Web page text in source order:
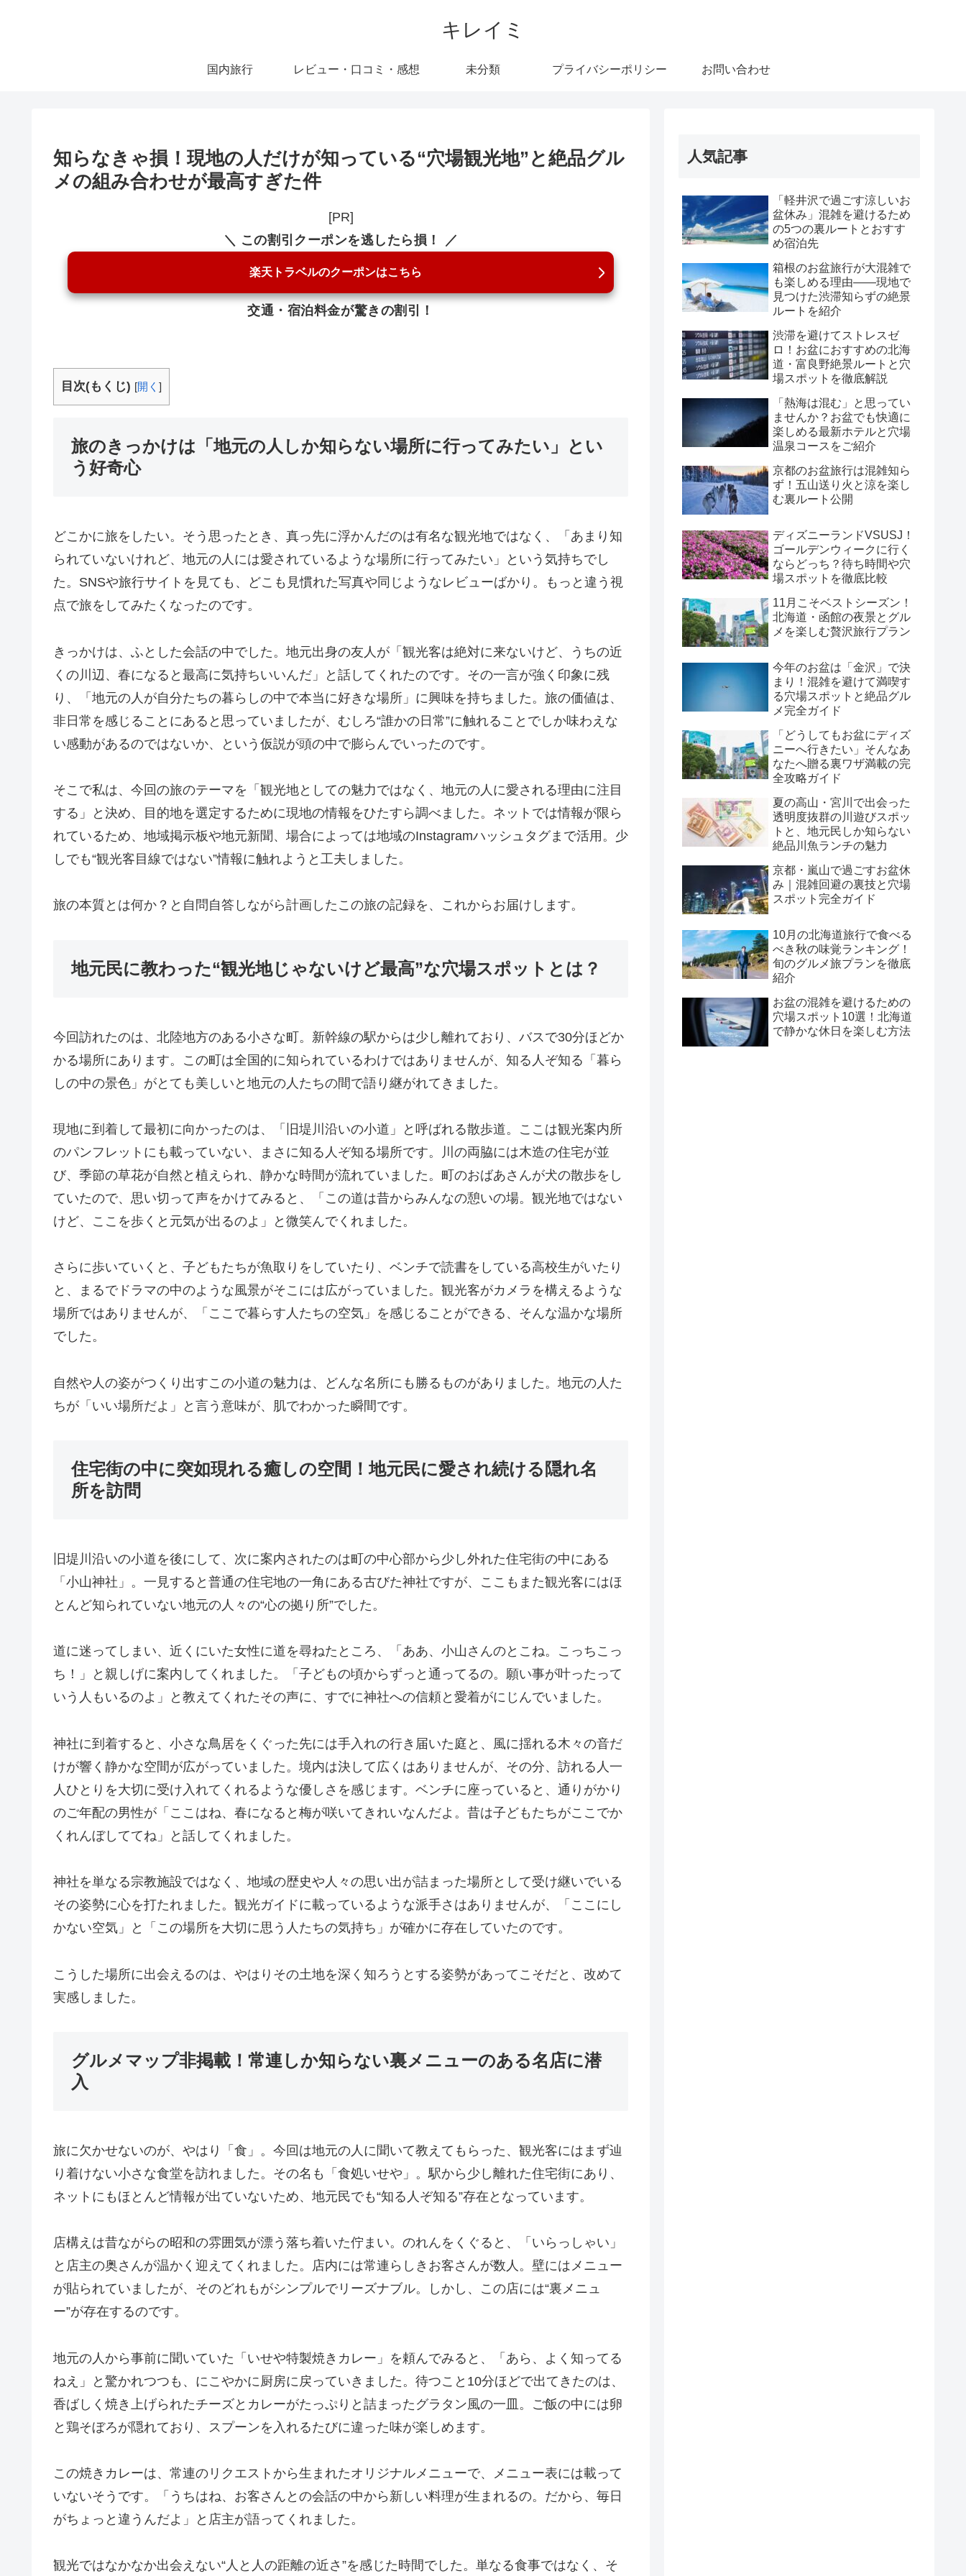
キレイミ
国内旅行 レビュー・口コミ・感想 未分類 プライバシーポリシー お問い合わせ
知らなきゃ損！現地の人だけが知っている“穴場観光地”と絶品グル
メの組み合わせが最高すぎた件
[PR]
＼ この割引クーポンを逃したら損！ ／
楽天トラベルのクーポンはこちら
交通・宿泊料金が驚きの割引！
目次(もくじ) [開く ]
旅のきっかけは「地元の人しか知らない場所に行ってみたい」とい
う好奇心
どこかに旅をしたい。そう思ったとき、真っ先に浮かんだのは有名な観光地ではなく、「あまり知
られていないけれど、地元の人には愛されているような場所に行ってみたい」という気持ちでし
た。SNSや旅行サイトを見ても、どこも見慣れた写真や同じようなレビューばかり。もっと違う視
点で旅をしてみたくなったのです。
きっかけは、ふとした会話の中でした。地元出身の友人が「観光客は絶対に来ないけど、うちの近
くの川辺、春になると最高に気持ちいいんだ」と話してくれたのです。その一言が強く印象に残
り、「地元の人が自分たちの暮らしの中で本当に好きな場所」に興味を持ちました。旅の価値は、
非日常を感じることにあると思っていましたが、むしろ“誰かの日常”に触れることでしか味わえな
い感動があるのではないか、という仮説が頭の中で膨らんでいったのです。
そこで私は、今回の旅のテーマを「観光地としての魅力ではなく、地元の人に愛される理由に注目
する」と決め、目的地を選定するために現地の情報をひたすら調べました。ネットでは情報が限ら
れているため、地域掲示板や地元新聞、場合によっては地域のInstagramハッシュタグまで活用。少
しでも“観光客目線ではない”情報に触れようと工夫しました。
旅の本質とは何か？と自問自答しながら計画したこの旅の記録を、これからお届けします。
地元民に教わった“観光地じゃないけど最高”な穴場スポットとは？
今回訪れたのは、北陸地方のある小さな町。新幹線の駅からは少し離れており、バスで30分ほどか
かる場所にあります。この町は全国的に知られているわけではありませんが、知る人ぞ知る「暮ら
しの中の景色」がとても美しいと地元の人たちの間で語り継がれてきました。
現地に到着して最初に向かったのは、「旧堤川沿いの小道」と呼ばれる散歩道。ここは観光案内所
のパンフレットにも載っていない、まさに知る人ぞ知る場所です。川の両脇には木造の住宅が並
び、季節の草花が自然と植えられ、静かな時間が流れていました。町のおばあさんが犬の散歩をし
ていたので、思い切って声をかけてみると、「この道は昔からみんなの憩いの場。観光地ではない
けど、ここを歩くと元気が出るのよ」と微笑んでくれました。
さらに歩いていくと、子どもたちが魚取りをしていたり、ベンチで読書をしている高校生がいたり
と、まるでドラマの中のような風景がそこには広がっていました。観光客がカメラを構えるような
場所ではありませんが、「ここで暮らす人たちの空気」を感じることができる、そんな温かな場所
でした。
自然や人の姿がつくり出すこの小道の魅力は、どんな名所にも勝るものがありました。地元の人た
ちが「いい場所だよ」と言う意味が、肌でわかった瞬間です。
住宅街の中に突如現れる癒しの空間！地元民に愛され続ける隠れ名
所を訪問
旧堤川沿いの小道を後にして、次に案内されたのは町の中心部から少し外れた住宅街の中にある
「小山神社」。一見すると普通の住宅地の一角にある古びた神社ですが、ここもまた観光客にはほ
とんど知られていない地元の人々の“心の拠り所”でした。
道に迷ってしまい、近くにいた女性に道を尋ねたところ、「ああ、小山さんのとこね。こっちこっ
ち！」と親しげに案内してくれました。「子どもの頃からずっと通ってるの。願い事が叶ったって
いう人もいるのよ」と教えてくれたその声に、すでに神社への信頼と愛着がにじんでいました。
神社に到着すると、小さな鳥居をくぐった先には手入れの行き届いた庭と、風に揺れる木々の音だ
けが響く静かな空間が広がっていました。境内は決して広くはありませんが、その分、訪れる人一
人ひとりを大切に受け入れてくれるような優しさを感じます。ベンチに座っていると、通りがかり
のご年配の男性が「ここはね、春になると梅が咲いてきれいなんだよ。昔は子どもたちがここでか
くれんぼしててね」と話してくれました。
神社を単なる宗教施設ではなく、地域の歴史や人々の思い出が詰まった場所として受け継いでいる
その姿勢に心を打たれました。観光ガイドに載っているような派手さはありませんが、「ここにし
かない空気」と「この場所を大切に思う人たちの気持ち」が確かに存在していたのです。
こうした場所に出会えるのは、やはりその土地を深く知ろうとする姿勢があってこそだと、改めて
実感しました。
グルメマップ非掲載！常連しか知らない裏メニューのある名店に潜
入
旅に欠かせないのが、やはり「食」。今回は地元の人に聞いて教えてもらった、観光客にはまず辿
り着けない小さな食堂を訪れました。その名も「食処いせや」。駅から少し離れた住宅街にあり、
ネットにもほとんど情報が出ていないため、地元民でも“知る人ぞ知る”存在となっています。
店構えは昔ながらの昭和の雰囲気が漂う落ち着いた佇まい。のれんをくぐると、「いらっしゃい」
と店主の奥さんが温かく迎えてくれました。店内には常連らしきお客さんが数人。壁にはメニュー
が貼られていましたが、そのどれもがシンプルでリーズナブル。しかし、この店には“裏メニュ
ー”が存在するのです。
地元の人から事前に聞いていた「いせや特製焼きカレー」を頼んでみると、「あら、よく知ってる
ねえ」と驚かれつつも、にこやかに厨房に戻っていきました。待つこと10分ほどで出てきたのは、
香ばしく焼き上げられたチーズとカレーがたっぷりと詰まったグラタン風の一皿。ご飯の中には卵
と鶏そぼろが隠れており、スプーンを入れるたびに違った味が楽しめます。
この焼きカレーは、常連のリクエストから生まれたオリジナルメニューで、メニュー表には載って
いないそうです。「うちはね、お客さんとの会話の中から新しい料理が生まれるの。だから、毎日
がちょっと違うんだよ」と店主が語ってくれました。
観光ではなかなか出会えない“人と人の距離の近さ”を感じた時間でした。単なる食事ではなく、そ
人気記事
「軽井沢で過ごす涼しいお
盆休み」混雑を避けるため
の5つの裏ルートとおすす
め宿泊先
箱根のお盆旅行が大混雑で
も楽しめる理由――現地で
見つけた渋滞知らずの絶景
ルートを紹介
渋滞を避けてストレスゼ
ロ！お盆におすすめの北海
道・富良野絶景ルートと穴
場スポットを徹底解説
「熱海は混む」と思ってい
ませんか？お盆でも快適に
楽しめる最新ホテルと穴場
温泉コースをご紹介
京都のお盆旅行は混雑知ら
ず！五山送り火と涼を楽し
む裏ルート公開
ディズニーランドVSUSJ！
ゴールデンウィークに行く
ならどっち？待ち時間や穴
場スポットを徹底比較
11月こそベストシーズン！
北海道・函館の夜景とグル
メを楽しむ贅沢旅行プラン
今年のお盆は「金沢」で決
まり！混雑を避けて満喫す
る穴場スポットと絶品グル
メ完全ガイド
「どうしてもお盆にディズ
ニーへ行きたい」そんなあ
なたへ贈る裏ワザ満載の完
全攻略ガイド
夏の高山・宮川で出会った
透明度抜群の川遊びスポッ
トと、地元民しか知らない
絶品川魚ランチの魅力
京都・嵐山で過ごすお盆休
み｜混雑回避の裏技と穴場
スポット完全ガイド
10月の北海道旅行で食べる
べき秋の味覚ランキング！
旬のグルメ旅プランを徹底
紹介
お盆の混雑を避けるための
穴場スポット10選！北海道
で静かな休日を楽しむ方法